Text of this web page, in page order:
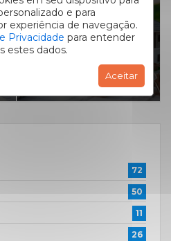
e para
experiência de navegação.
Privacidade para entender
estes dados.
Aceitar
antes de comprar
um imóvel!
72
50
11
26